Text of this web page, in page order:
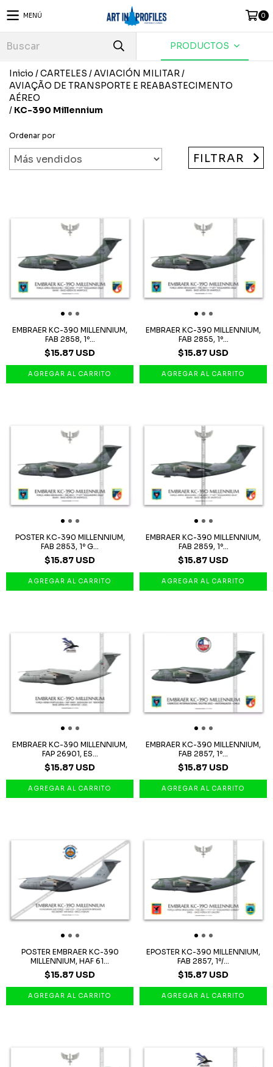
MENÚ 0
PRODUCTOS
Inicio /CARTELES /AVIACIÓN MILITAR/
AVIAÇÃO DE TRANSPORTE E REABASTECIMENTO
AÉREO
/ KC-390 Millennium
Ordenar por
FILTRAR
EMBRAER KC-390 MILLENNIUM,
FAB 2858, 1º...
$15.87 USD
EMBRAER KC-390 MILLENNIUM,
FAB 2855, 1º...
$15.87 USD
POSTER KC-390 MILLENNIUM,
FAB 2853, 1º G...
$15.87 USD
EMBRAER KC-390 MILLENNIUM,
FAB 2859, 1º...
$15.87 USD
EMBRAER KC-390 MILLENNIUM,
FAP 26901, ES...
$15.87 USD
EMBRAER KC-390 MILLENNIUM,
FAB 2857, 1º...
$15.87 USD
POSTER EMBRAER KC-390
MILLENNIUM, HAF 61...
$15.87 USD
EPOSTER KC-390 MILLENNIUM,
FAB 2857, 1º/...
$15.87 USD